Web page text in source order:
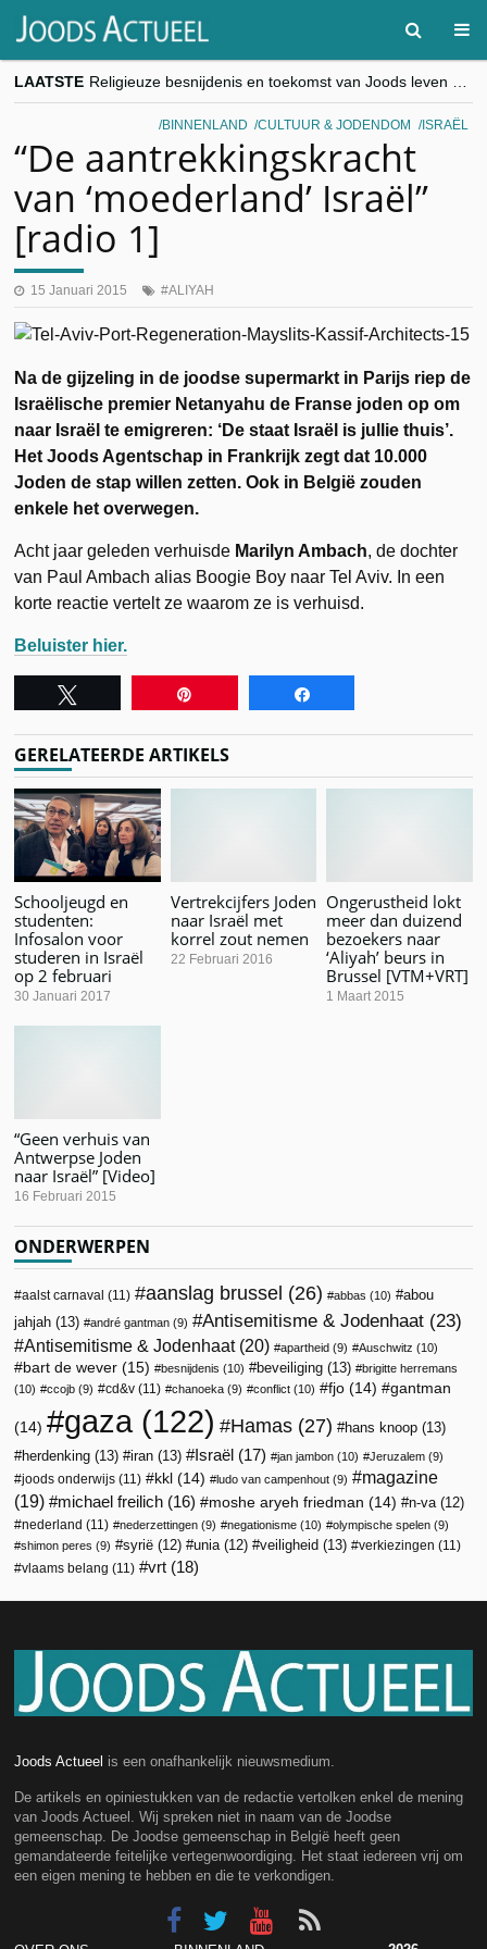
LAATSTE
“Besnijdenisdebat toont hoe moeilijk seculiere Westen minderheden begrijpt”, Jinnih Beels (Vooruit)
CITYTRIP | ROEMENIË – Boekarest: de verrassing van Oost-Europa
BINNENLAND CULTUUR & JODENDOM ISRAËL
“De aantrekkingskracht
van ‘moederland’ Israël”
[radio 1]
15 Januari 2015 ALIYAH
Na de gijzeling in de joodse supermarkt in Parijs riep de
Israëlische premier Netanyahu de Franse joden op om
naar Israël te emigreren: ‘De staat Israël is jullie thuis’.
Het Joods Agentschap in Frankrijk zegt dat 10.000
Joden de stap willen zetten. Ook in België zouden
enkele het overwegen.
Acht jaar geleden verhuisde Marilyn Ambach, de dochter
van Paul Ambach alias Boogie Boy naar Tel Aviv. In een
korte reactie vertelt ze waarom ze is verhuisd.
Beluister hier.
GERELATEERDE ARTIKELS
Schooljeugd en
studenten:
Infosalon voor
studeren in Israël
op 2 februari
30 Januari 2017
Vertrekcijfers Joden
naar Israël met
korrel zout nemen
22 Februari 2016
Ongerustheid lokt
meer dan duizend
bezoekers naar
‘Aliyah’ beurs in
Brussel [VTM+VRT]
1 Maart 2015
“Geen verhuis van
Antwerpse Joden
naar Israël” [Video]
16 Februari 2015
ONDERWERPEN
aalst carnaval (11) aanslag brussel (26) abbas (10)
abou
jahjah (13) andré gantman (9) Antisemitisme & Jodenhaat (23)
Antisemitisme & Jodenhaat(20) apartheid (9) Auschwitz (10)
bart de wever (15) besnijdenis (10) beveiliging (13)
brigitte herremans
(10)
ccojb (9) cd&v (11) chanoeka (9) conflict (10) fjo (14) gantman
(14) gaza(122) Hamas (27) hans knoop (13)
herdenking (13) iran (13) Israël (17) jan jambon (10) Jeruzalem (9)
joods onderwijs (11) kkl (14) ludo van campenhout (9)
magazine
(19)
michael freilich (16) moshe aryeh friedman (14) n-va(12)
nederland (11) nederzettingen (9) negationisme (10) olympische spelen (9)
shimon peres (9) syrië (12) unia(12) veiligheid (13) verkiezingen (11)
vlaams belang (11) vrt (18)
Joods Actueel is een onafhankelijk nieuwsmedium.
De artikels en opiniestukken van de redactie vertolken enkel de mening
van Joods Actueel. Wij spreken niet in naam van de Joodse
gemeenschap. De Joodse gemeenschap in België heeft geen
gemandateerde feitelijke vertegenwoordiging. Het staat iedereen vrij om
een eigen mening te hebben en die te verkondigen.